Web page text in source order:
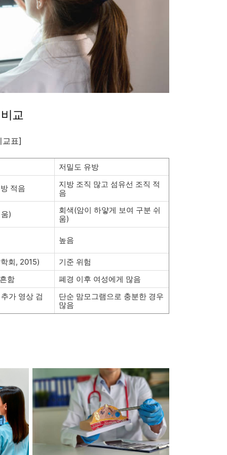
교
교표]
저밀도 유방
적음
지방 조직 많고 섬유선 조직 적
음
)
회색(암이 하얗게 보여 구분 쉬
움)
높음
회, 2015)
기준 위험
함
폐경 이후 여성에게 많음
가 영상 검
단순 맘모그램으로 충분한 경우
많음